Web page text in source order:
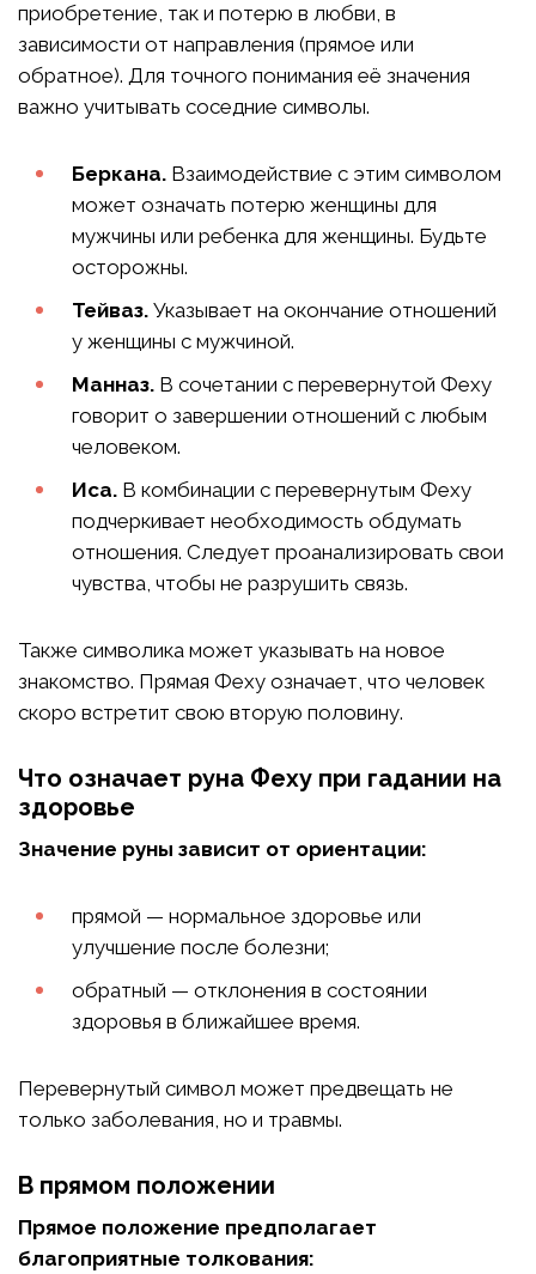
приобретение, так и потерю в любви, в
зависимости от направления (прямое или
обратное). Для точного понимания её значения
важно учитывать соседние символы.
Беркана. Взаимодействие с этим символом
может означать потерю женщины для
мужчины или ребенка для женщины. Будьте
осторожны.
Тейваз. Указывает на окончание отношений
у женщины с мужчиной.
Манназ. В сочетании с перевернутой Феху
говорит о завершении отношений с любым
человеком.
Иса. В комбинации с перевернутым Феху
подчеркивает необходимость обдумать
отношения. Следует проанализировать свои
чувства, чтобы не разрушить связь.
Также символика может указывать на новое
знакомство. Прямая Феху означает, что человек
скоро встретит свою вторую половину.
Что означает руна Феху при гадании на
здоровье
Значение руны зависит от ориентации:
прямой — нормальное здоровье или
улучшение после болезни;
обратный — отклонения в состоянии
здоровья в ближайшее время.
Перевернутый символ может предвещать не
только заболевания, но и травмы.
В прямом положении
Прямое положение предполагает
благоприятные толкования: